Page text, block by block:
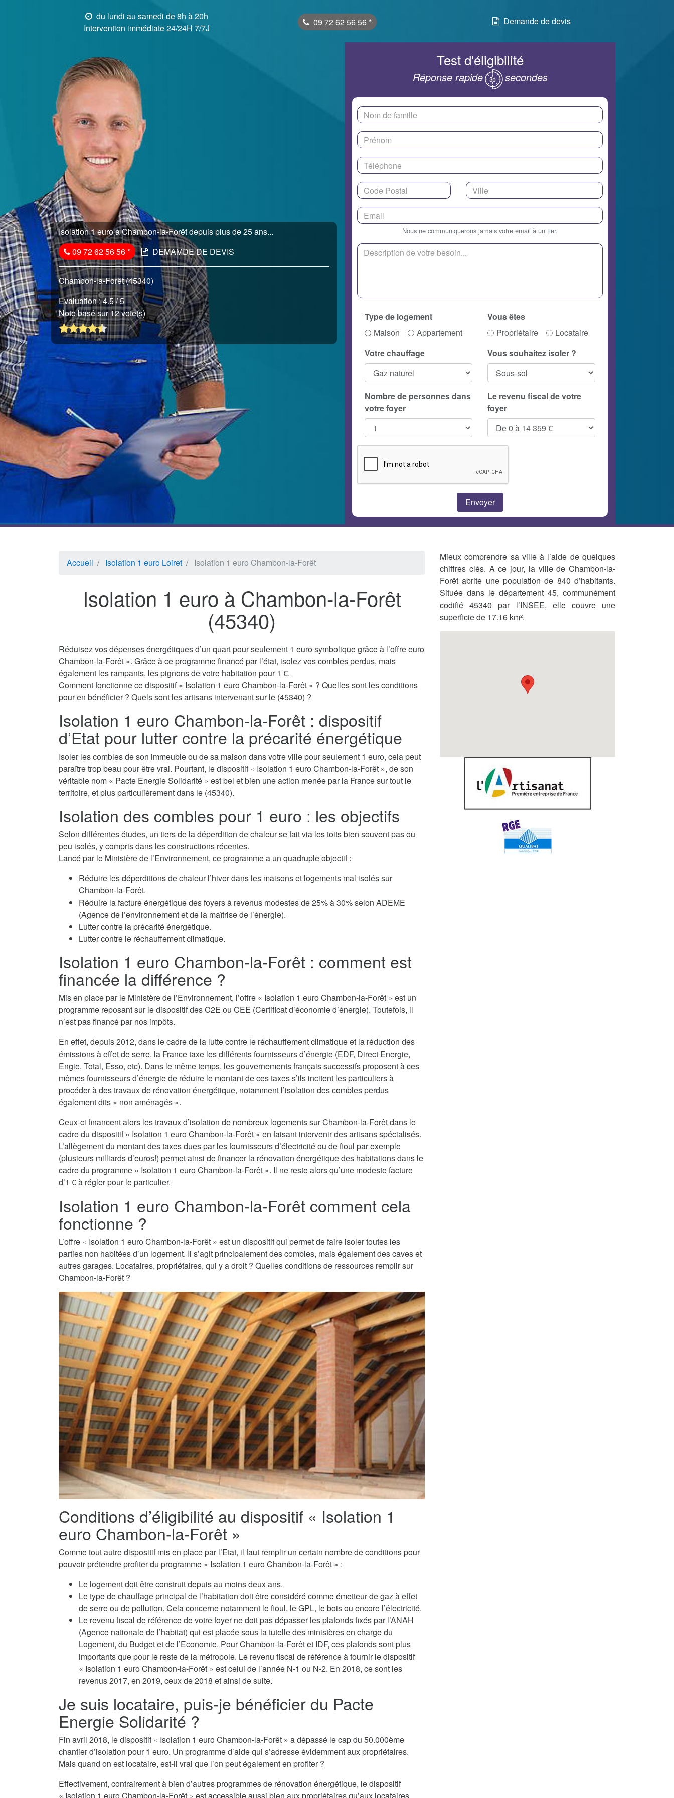
du lundi au samedi de 8h à 20h
Intervention immédiate 24/24H 7/7J
09 72 62 56 56 * Demande de devis
Isolation 1 euro à Chambon-la-Forêt depuis plus de 25 ans...
09 72 62 56 56* DEMAMDE DE DEVIS
Chambon-la-Forêt (45340)
Evaluation :4.5/ 5
Note basé sur 12 vote(s)
Test d'éligibilité
Réponse rapide secondes
Nous ne communiquerons jamais votre email à un tier.
Type de logement
Maison
Appartement
Vous êtes
Propriétaire
Locataire
Votre chauffage
Vous souhaitez isoler ?
Nombre de personnes dans
votre foyer
Le revenu fiscal de votre
foyer
Accueil Isolation 1 euro Loiret Isolation 1 euro Chambon-la-Forêt
Isolation 1 euro à Chambon-la-Forêt
(45340)
Réduisez vos dépenses énergétiques d’un quart pour seulement 1 euro symbolique grâce à l’offre euro
Chambon-la-Forêt ». Grâce à ce programme financé par l’état, isolez vos combles perdus, mais
également les rampants, les pignons de votre habitation pour 1 €.
Comment fonctionne ce dispositif « Isolation 1 euro Chambon-la-Forêt » ? Quelles sont les conditions
pour en bénéficier ? Quels sont les artisans intervenant sur le (45340) ?
Isolation 1 euro Chambon-la-Forêt : dispositif
d’Etat pour lutter contre la précarité énergétique
Isoler les combles de son immeuble ou de sa maison dans votre ville pour seulement 1 euro, cela peut
paraître trop beau pour être vrai. Pourtant, le dispositif « Isolation 1 euro Chambon-la-Forêt », de son
véritable nom « Pacte Energie Solidarité » est bel et bien une action menée par la France sur tout le
territoire, et plus particulièrement dans le (45340).
Isolation des combles pour 1 euro : les objectifs
Selon différentes études, un tiers de la déperdition de chaleur se fait via les toits bien souvent pas ou
peu isolés, y compris dans les constructions récentes.
Lancé par le Ministère de l’Environnement, ce programme a un quadruple objectif :
Réduire les déperditions de chaleur l’hiver dans les maisons et logements mal isolés sur
Chambon-la-Forêt.
Réduire la facture énergétique des foyers à revenus modestes de 25% à 30% selon ADEME
(Agence de l’environnement et de la maîtrise de l’énergie).
Lutter contre la précarité énergétique.
Lutter contre le réchauffement climatique.
Isolation 1 euro Chambon-la-Forêt : comment est
financée la différence ?
Mis en place par le Ministère de l’Environnement, l’offre « Isolation 1 euro Chambon-la-Forêt » est un
programme reposant sur le dispositif des C2E ou CEE (Certificat d’économie d’énergie). Toutefois, il
n’est pas financé par nos impôts.
En effet, depuis 2012, dans le cadre de la lutte contre le réchauffement climatique et la réduction des
émissions à effet de serre, la France taxe les différents fournisseurs d’énergie (EDF, Direct Energie,
Engie, Total, Esso, etc). Dans le même temps, les gouvernements français successifs proposent à ces
mêmes fournisseurs d’énergie de réduire le montant de ces taxes s’ils incitent les particuliers à
procéder à des travaux de rénovation énergétique, notamment l’isolation des combles perdus
également dits « non aménagés ».
Ceux-ci financent alors les travaux d’isolation de nombreux logements sur Chambon-la-Forêt dans le
cadre du dispositif « Isolation 1 euro Chambon-la-Forêt » en faisant intervenir des artisans spécialisés.
L’allègement du montant des taxes dues par les fournisseurs d’électricité ou de fioul par exemple
(plusieurs milliards d’euros!) permet ainsi de financer la rénovation énergétique des habitations dans le
cadre du programme « Isolation 1 euro Chambon-la-Forêt ». Il ne reste alors qu’une modeste facture
d’1 € à régler pour le particulier.
Isolation 1 euro Chambon-la-Forêt comment cela
fonctionne ?
L’offre « Isolation 1 euro Chambon-la-Forêt » est un dispositif qui permet de faire isoler toutes les
parties non habitées d’un logement. Il s’agit principalement des combles, mais également des caves et
autres garages. Locataires, propriétaires, qui y a droit ? Quelles conditions de ressources remplir sur
Chambon-la-Forêt ?
Conditions d’éligibilité au dispositif « Isolation 1
euro Chambon-la-Forêt »
Comme tout autre dispositif mis en place par l’Etat, il faut remplir un certain nombre de conditions pour
pouvoir prétendre profiter du programme « Isolation 1 euro Chambon-la-Forêt » :
Le logement doit être construit depuis au moins deux ans.
Le type de chauffage principal de l’habitation doit être considéré comme émetteur de gaz à effet
de serre ou de pollution. Cela concerne notamment le fioul, le GPL, le bois ou encore l’électricité.
Le revenu fiscal de référence de votre foyer ne doit pas dépasser les plafonds fixés par l’ANAH
(Agence nationale de l’habitat) qui est placée sous la tutelle des ministères en charge du
Logement, du Budget et de l’Economie. Pour Chambon-la-Forêt et IDF, ces plafonds sont plus
importants que pour le reste de la métropole. Le revenu fiscal de référence à fournir le dispositif
« Isolation 1 euro Chambon-la-Forêt » est celui de l’année N-1 ou N-2. En 2018, ce sont les
revenus 2017, en 2019, ceux de 2018 et ainsi de suite.
Je suis locataire, puis-je bénéficier du Pacte
Energie Solidarité ?
Fin avril 2018, le dispositif « Isolation 1 euro Chambon-la-Forêt » a dépassé le cap du 50.000ème
chantier d’isolation pour 1 euro. Un programme d’aide qui s’adresse évidemment aux propriétaires.
Mais quand on est locataire, est-il vrai que l’on peut également en profiter ?
Effectivement, contrairement à bien d’autres programmes de rénovation énergétique, le dispositif
« Isolation 1 euro Chambon-la-Forêt » est accessible aussi bien aux propriétaires qu’aux locataires,
Mieux comprendre sa ville à l’aide de quelques
chiffres clés. A ce jour, la ville de Chambon-la-
Forêt abrite une population de 840 d’habitants.
Située dans le département 45, communément
codifié 45340 par l’INSEE, elle couvre une
superficie de 17.16 km².